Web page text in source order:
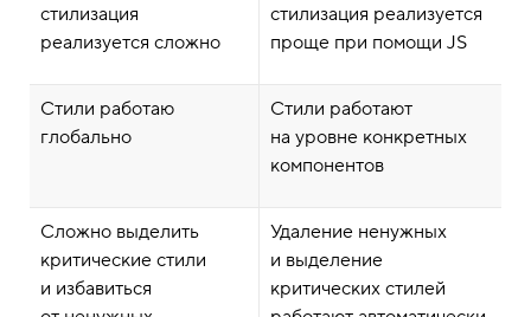
стилизация
реализуется сложно
стилизация реализуется
проще при помощи JS
Стили работаю
глобально
Стили работают
на уровне конкретных
компонентов
Сложно выделить
критические стили
и избавиться
Удаление ненужных
и выделение
критических стилей